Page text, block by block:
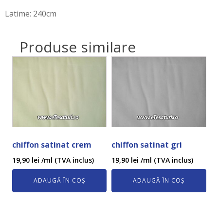
Latime: 240cm
Produse similare
chiffon satinat crem
19,90 lei /ml (TVA inclus)
ADAUGĂ ÎN COȘ
chiffon satinat gri
19,90 lei /ml (TVA inclus)
ADAUGĂ ÎN COȘ